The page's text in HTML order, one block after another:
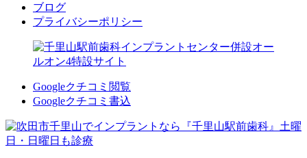
ブログ
プライバシーポリシー
Googleクチコミ閲覧
Googleクチコミ書込